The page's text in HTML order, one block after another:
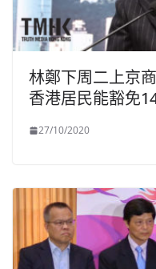
林鄭下周二上京
香港居民能豁免
27/10/2020